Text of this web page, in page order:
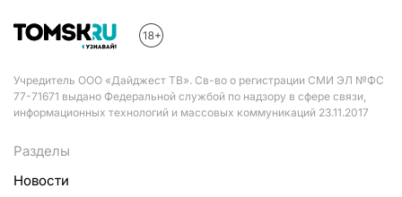
Учредитель ООО «Дайджест ТВ». Св-во о регистрации СМИ ЭЛ №ФС
77-71671 выдано Федеральной службой по надзору в сфере связи,
информационных технологий и массовых коммуникаций 23.11.2017
Разделы
Новости